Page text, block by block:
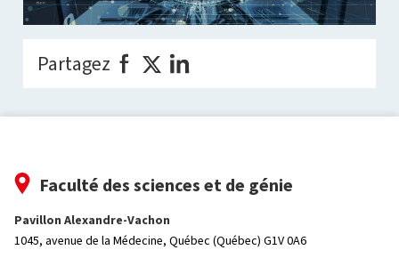
Partagez
Faculté des sciences et de génie
Pavillon Alexandre-Vachon
1045, avenue de la Médecine, Québec (Québec) G1V 0A6